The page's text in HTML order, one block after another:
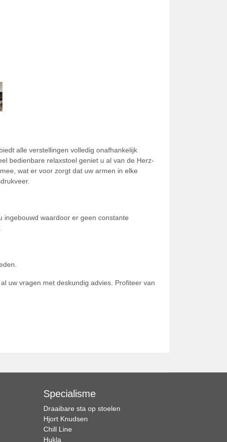
alle verstellingen volledig onafhankelijk
bedienbare relaxstoel geniet u al van de Herz-
wat er voor zorgt dat uw armen in elke
ingebouwd waardoor er geen constante
uw vragen met deskundig advies. Profiteer van
Specialisme
Draaibare sta op stoelen
Hjort Knudsen
Chill Line
Hukla